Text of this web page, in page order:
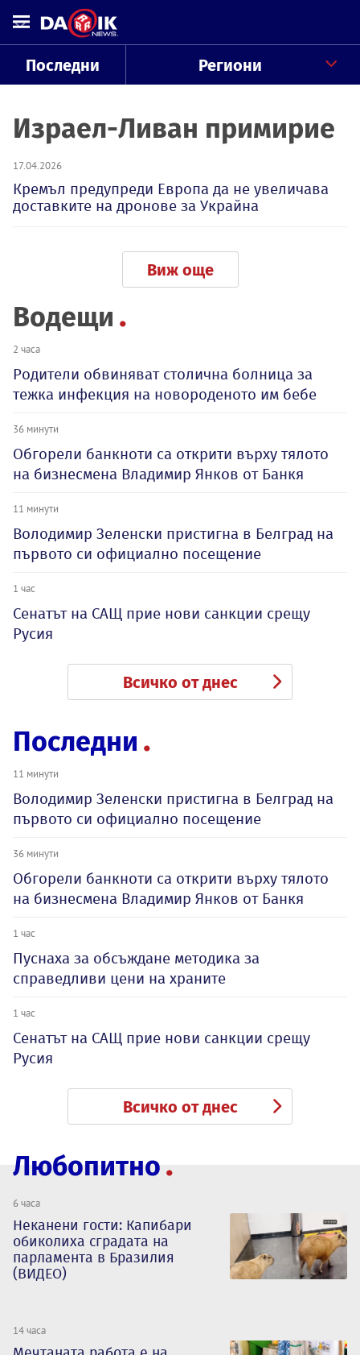
Последни Региони
Израел-Ливан примирие
17.04.2026
Кремъл предупреди Европа да не увеличава
доставките на дронове за Украйна
Виж още
Водещи
2 часа
Родители обвиняват столична болница за
тежка инфекция на новороденото им бебе
36 минути
Обгорели банкноти са открити върху тялото
на бизнесмена Владимир Янков от Банкя
11 минути
Володимир Зеленски пристигна в Белград на
първото си официално посещение
1 час
Сенатът на САЩ прие нови санкции срещу
Русия
Всичко от днес
Последни
11 минути
Володимир Зеленски пристигна в Белград на
първото си официално посещение
36 минути
Обгорели банкноти са открити върху тялото
на бизнесмена Владимир Янков от Банкя
1 час
Пуснаха за обсъждане методика за
справедливи цени на храните
1 час
Сенатът на САЩ прие нови санкции срещу
Русия
Всичко от днес
Любопитно
6 часа
Неканени гости: Капибари
обиколиха сградата на
парламента в Бразилия
(ВИДЕО)
14 часа